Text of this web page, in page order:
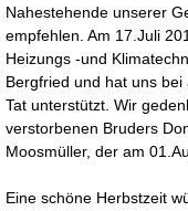
Nahestehende unserer
empfehlen. Am 17.Juli
Heizungs -und
Bergfried und hat uns
Tat unterstützt. Wir
verstorbenen Bruders
Moosmüller, der am
Eine schöne Herbstzeit